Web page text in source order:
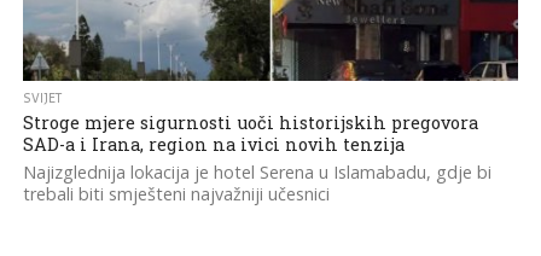
SVIJET
Stroge mjere sigurnosti uoči historijskih pregovora
SAD-a i Irana, region na ivici novih tenzija
Najizglednija lokacija je hotel Serena u Islamabadu, gdje bi
trebali biti smješteni najvažniji učesnici